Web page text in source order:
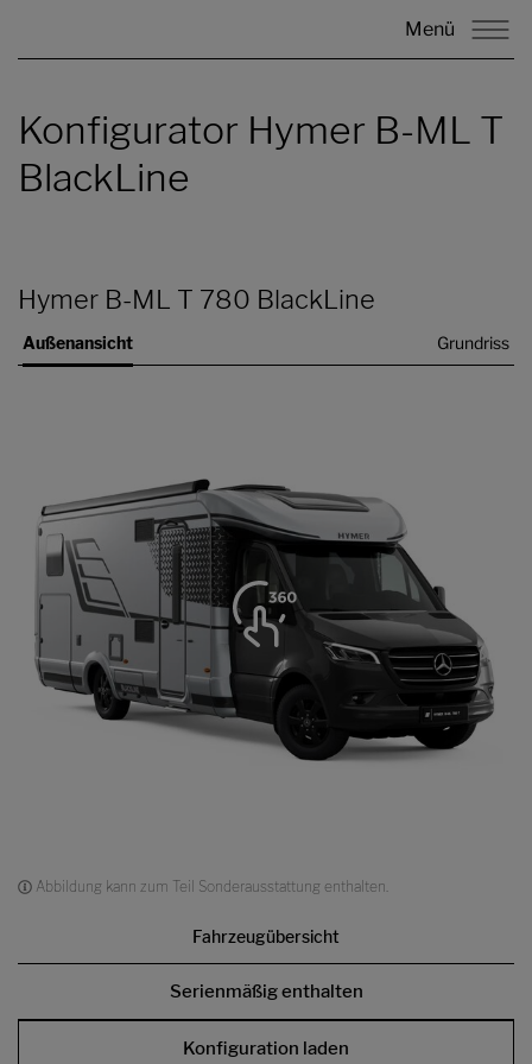
Menü
Konfigurator Hymer B-ML T
BlackLine
Hymer B-ML T 780 BlackLine
Außenansicht Grundriss
Abbildung kann zum Teil Sonderausstattung enthalten.
Fahrzeugübersicht
Serienmäßig enthalten
Konfiguration laden